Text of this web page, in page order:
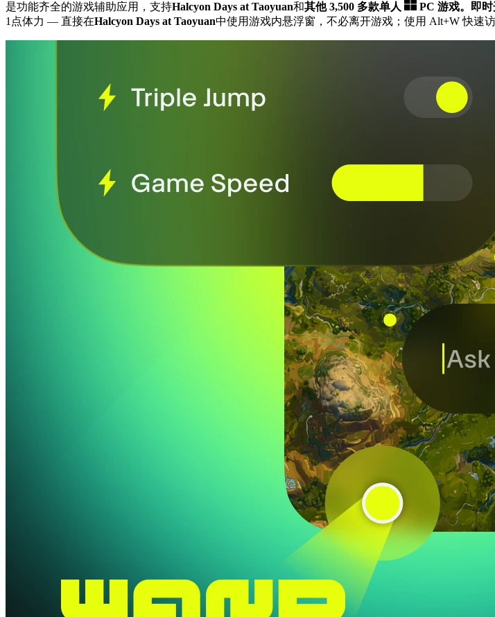
是功能齐全的游戏辅助应用，支持Halcyon Days at Taoyuan和其他 3,500 多款单人 PC 游戏。 即
1点体力 — 直接在Halcyon Days at Taoyuan中使用游戏内悬浮窗，不必离开游戏；使用 Alt+W 快速